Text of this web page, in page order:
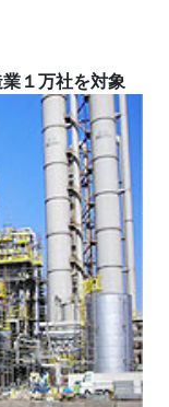
１万社を対象